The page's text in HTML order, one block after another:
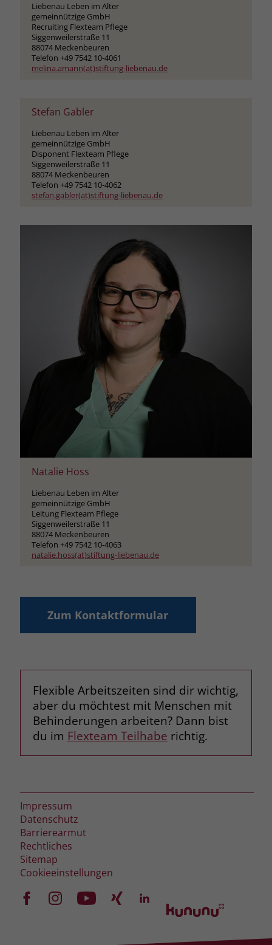
Liebenau Leben im Alter
gemeinnützige GmbH
Recruiting Flexteam Pflege
Siggenweilerstraße 11
88074 Meckenbeuren
Telefon +49 7542 10-4061
melina.amann(at)stiftung-liebenau.de
Stefan Gabler
Liebenau Leben im Alter
gemeinnützige GmbH
Disponent Flexteam Pflege
Siggenweilerstraße 11
88074 Meckenbeuren
Telefon +49 7542 10-4062
stefan.gabler(at)stiftung-liebenau.de
Natalie Hoss
Liebenau Leben im Alter
gemeinnützige GmbH
Leitung Flexteam Pflege
Siggenweilerstraße 11
88074 Meckenbeuren
Telefon +49 7542 10-4063
natalie.hoss(at)stiftung-liebenau.de
Zum Kontaktformular
Flexible Arbeitszeiten sind dir wichtig,
aber du möchtest mit Menschen mit
Behinderungen arbeiten? Dann bist
du im Flexteam Teilhabe richtig.
Impressum
Datenschutz
Barrierearmut
Rechtliches
Sitemap
Cookieeinstellungen